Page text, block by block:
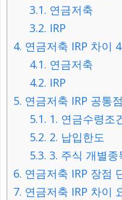
3.1. 연금저축
3.2. IRP
4. 연금저축 IRP 차이
4.1. 연금저축
4.2. IRP
5. 연금저축 IRP 공통점
5.1. 1. 연금수령조
5.2. 2. 납입한도
5.3. 3. 주식 개별
6. 연금저축 IRP 장점
7. 연금저축 IRP 차이